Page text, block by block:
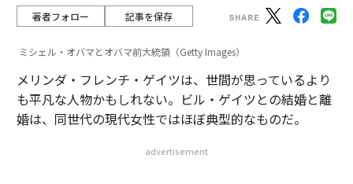
著者フォロー 記事を保存
ミシェル・オバマとオバマ前大統領（Getty Images）
メリンダ・フレンチ・ゲイツは、世間が思っているより
も平凡な人物かもしれない。ビル・ゲイツとの結婚と離
婚は、同世代の現代女性ではほぼ典型的なものだ。
advertisement